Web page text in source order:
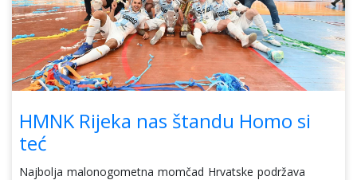
HMNK Rijeka nas štandu Homo si
teć
Najbolja malonogometna momčad Hrvatske podržava